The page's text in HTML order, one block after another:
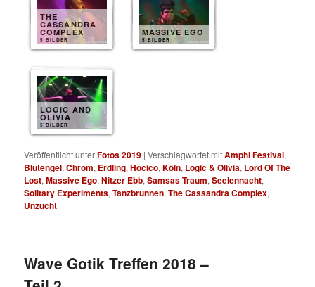
THE
CASSANDRA
COMPLEX
5 BILDER
MASSIVE EGO
5 BILDER
LOGIC AND
OLIVIA
5 BILDER
Veröffentlicht unterFotos 2019 |Verschlagwortet mitAmphi Festival,
Blutengel,Chrom, Erdling,Hocico,Köln, Logic & Olivia, Lord Of The
Lost,Massive Ego,Nitzer Ebb,Samsas Traum,Seelennacht,
Solitary Experiments,Tanzbrunnen,The Cassandra Complex,
Unzucht
Wave Gotik Treffen 2018 –